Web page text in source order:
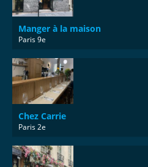
Manger à la maison
Paris 9e
Chez Carrie
Paris 2e